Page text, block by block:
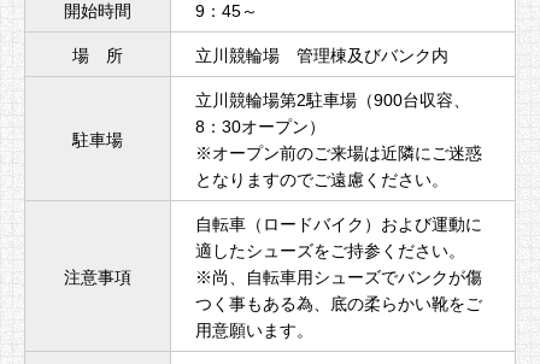
開始時間 9：45～
場 所 立川競輪場 管理棟及びバンク内
駐車場
立川競輪場第2駐車場（900台収容、
8：30オープン）
※オープン前のご来場は近隣にご迷惑
となりますのでご遠慮ください。
注意事項
自転車（ロードバイク）および運動に
適したシューズをご持参ください。
※尚、自転車用シューズでバンクが傷
つく事もある為、底の柔らかい靴をご
用意願います。